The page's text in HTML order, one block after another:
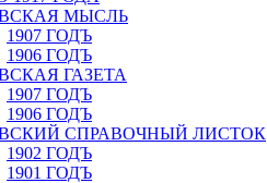
МЫСЛЬ
1907 ГОДЪ
1906 ГОДЪ
ГАЗЕТА
1907 ГОДЪ
1906 ГОДЪ
СПРАВОЧНЫЙ ЛИСТОК
1902 ГОДЪ
1901 ГОДЪ